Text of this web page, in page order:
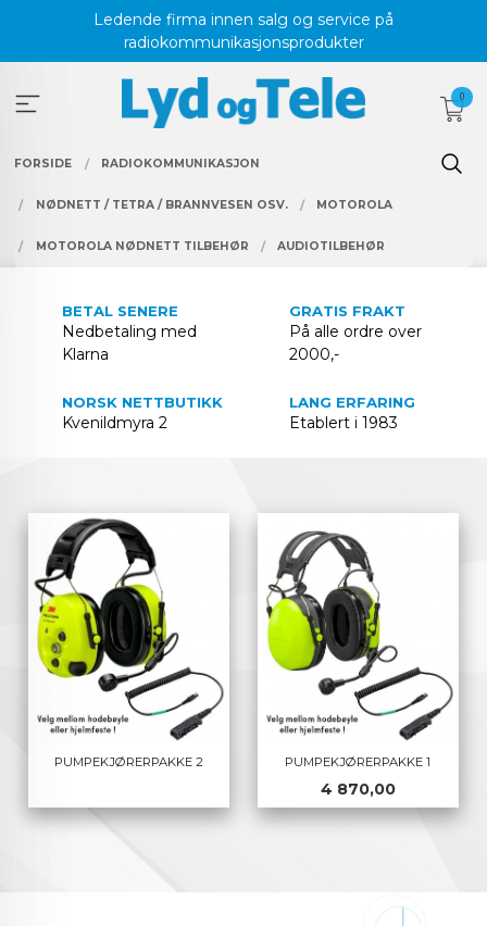
Ledende firma innen salg og service på
radiokommunikasjonsprodukter
0
FORSIDE RADIOKOMMUNIKASJON
NØDNETT / TETRA / BRANNVESEN OSV. MOTOROLA
MOTOROLA NØDNETT TILBEHØR AUDIOTILBEHØR
BETAL SENERE
Nedbetaling med
Klarna
GRATIS FRAKT
På alle ordre over
2000,-
NORSK NETTBUTIKK
Kvenildmyra 2
LANG ERFARING
Etablert i 1983
PUMPEKJØRERPAKKE 2 PUMPEKJØRERPAKKE 1
Pris
4 870,00